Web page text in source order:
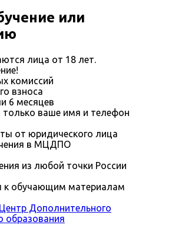
или
лица от 18 лет.
комиссий
взноса
6 месяцев
ваше имя и телефон
от юридического лица
в МЦДПО
из любой точки России
к обучающим материалам
Центр Дополнительного
образования